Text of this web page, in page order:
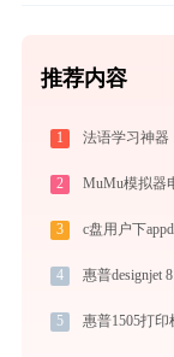
推荐内容
1
2
3 c盘用户下
4
5 惠普1505打